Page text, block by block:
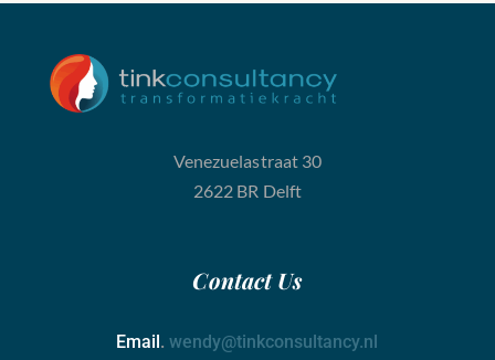
Venezuelastraat 30
2622 BR Delft
ContactUs
Email .wendy@tinkconsultancy.nl